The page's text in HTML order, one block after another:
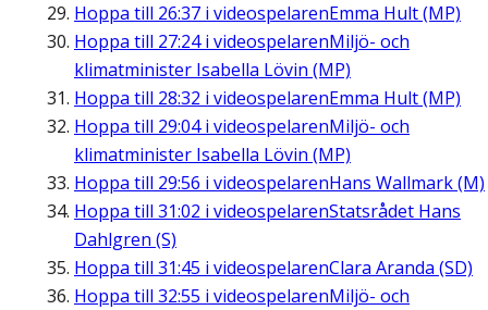
Hoppa till 26:37 i videospelarenEmma Hult (MP)
Hoppa till 27:24i videospelarenMiljö- och
klimatminister Isabella Lövin (MP)
Hoppa till 28:32 i videospelarenEmma Hult (MP)
Hoppa till 29:04i videospelarenMiljö- och
klimatminister Isabella Lövin (MP)
Hoppa till 29:56 i videospelarenHans Wallmark (M)
Hoppa till 31:02 i videospelarenStatsrådet Hans
Dahlgren (S)
Hoppa till 31:45 i videospelarenClara Aranda (SD)
Hoppa till 32:55 i videospelarenMiljö- och